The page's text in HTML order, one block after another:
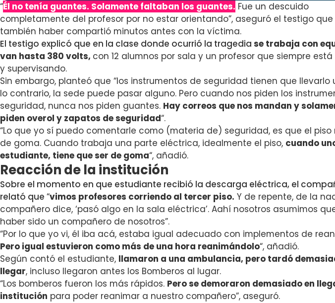
“Él no tenía guantes. Solamente faltaban los guantes. Fue un descuido
completamente del profesor por no estar orientando”, aseguró el testigo
también haber compartió minutos antes con la víctima.
El testigo explicó que en la clase donde ocurrió la tragedia se trabaja con
van hasta 380 volts, con 12 alumnos por sala y un profesor que siempre
y supervisando.
Sin embargo, planteó que “los instrumentos de seguridad tienen que llevarlo
lo contrario, la sede puede pasar alguno. Pero cuando nos piden los
seguridad, nunca nos piden guantes. Hay correos que nos mandan y
piden overol y zapatos de seguridad“.
“Lo que yo sí puedo comentarle como (materia de) seguridad, es que el piso
de goma. Cuando trabaja una parte eléctrica, idealmente el piso, cuando
estudiante, tiene que ser de goma“, añadió.
Reacción de la institución
Sobre el momento en que estudiante recibió la descarga eléctrica, el
relató que “vimos profesores corriendo al tercer piso. Y de repente, de la
compañero dice, ‘pasó algo en la sala eléctrica’. Aahí nosotros asumimos
haber sido un compañero de nosotros”.
“Por lo que yo vi, él iba acá, estaba igual adecuado con implementos de
Pero igual estuvieron como más de una hora reanimándolo“, añadió.
Según contó el estudiante, llamaron a una ambulancia, pero tardó
llegar, incluso llegaron antes los Bomberos al lugar.
“Los bomberos fueron los más rápidos. Pero se demoraron demasiado en
institución para poder reanimar a nuestro compañero”, aseguró.